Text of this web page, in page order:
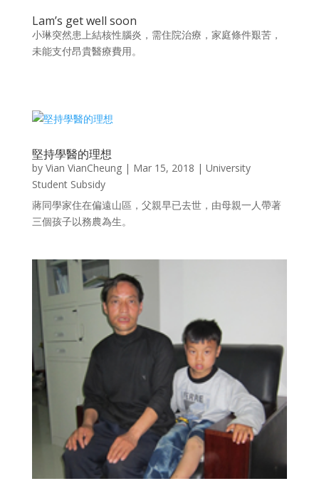
Lam’s get well soon
小琳突然患上結核性腦炎，需住院治療，家庭條件艱苦，
未能支付昂貴醫療費用。
堅持學醫的理想
by Vian VianCheung| Mar 15, 2018 | University
Student Subsidy
蔣同學家住在偏遠山區，父親早已去世，由母親一人帶著
三個孩子以務農為生。